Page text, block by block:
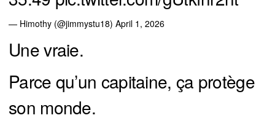
— Himothy (@jimmystu18) April 1, 2026
Une vraie.
Parce qu’un capitaine, ça protège
son monde.